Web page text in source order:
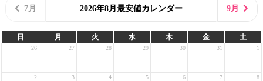
7月 2026年8月最安値カレンダー 9月
日 月 火 水 木 金 土
26 27 28 29 30 31 1
2 3 4 5 6 7 8